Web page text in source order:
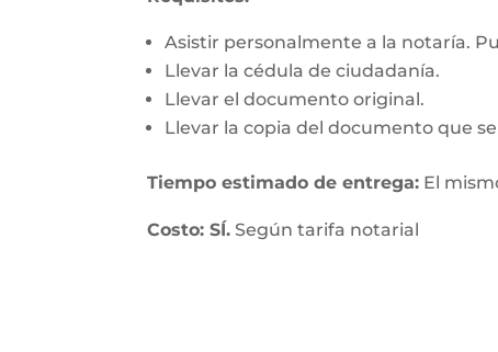
Asistir personalmente a la notaría.
Llevar la cédula de ciudadanía.
Llevar el documento original.
Llevar la copia del documento que
Tiempo estimado de entrega: El
Costo: SÍ. Según tarifa notarial